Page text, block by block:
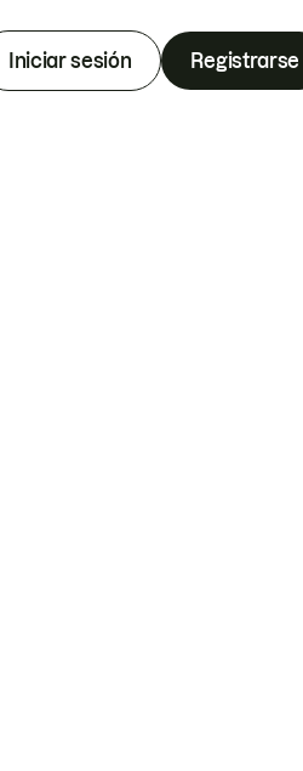
Iniciar sesión Registrarse